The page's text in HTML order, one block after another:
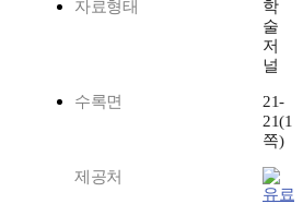
자료형태
학
술
저
널
수록면
21-
21(1
쪽)
제공처